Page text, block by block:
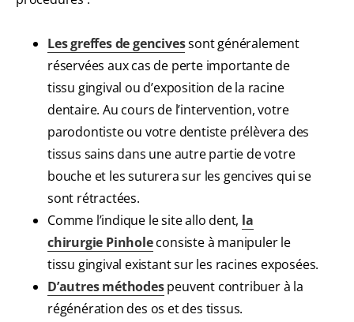
Les greffes de gencivessont généralement
réservées aux cas de perte importante de
tissu gingival ou d’exposition de la racine
dentaire. Au cours de l’intervention, votre
parodontiste ou votre dentiste prélèvera des
tissus sains dans une autre partie de votre
bouche et les suturera sur les gencives qui se
sont rétractées.
Comme l’indique le site allo dent, la
chirurgie Pinholeconsiste à manipuler le
tissu gingival existant sur les racines exposées.
D’autres méthodespeuvent contribuer à la
régénération des os et des tissus.